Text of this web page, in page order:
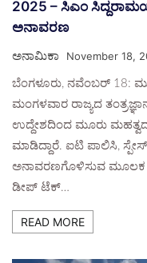
2025 – ಸಿಎಂ
ಅನಾವರಣ
ಅನಾಮಿಕಾ November 18,
ಬೆಂಗಳೂರು, ನವೆಂಬರ್ 18:
ಮಂಗಳವಾರ ರಾಜ್ಯದ
ಉದ್ದೇಶದಿಂದ ಮೂರು ಮಹತ್ವದ
ಮಾಡಿದ್ದಾರೆ. ಐಟಿ ಪಾಲಿಸಿ,
ಅನಾವರಣಗೊಳಿಸುವ ಮೂಲಕ
ಡೀಪ್ ಟೆಕ್…
READ MORE